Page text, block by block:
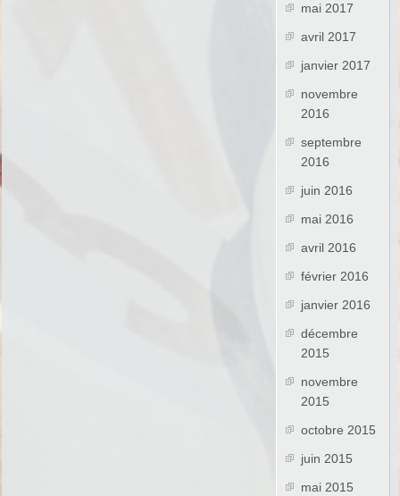
mai 2017
avril 2017
janvier 2017
novembre
2016
septembre
2016
juin 2016
mai 2016
avril 2016
février 2016
janvier 2016
décembre
2015
novembre
2015
octobre 2015
juin 2015
mai 2015